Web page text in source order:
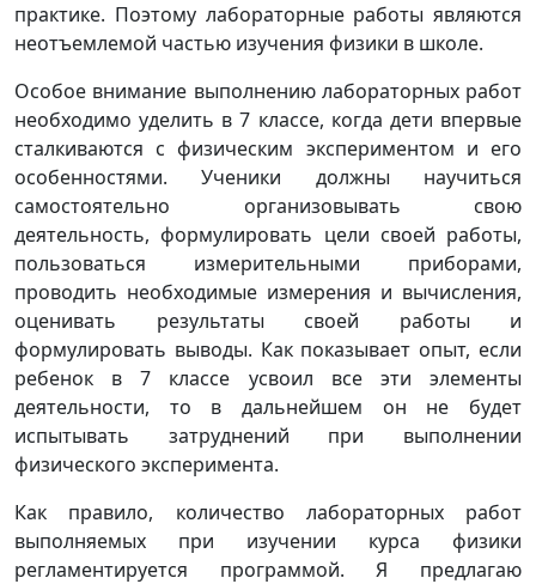
практике. Поэтому лабораторные работы являются
неотъемлемой частью изучения физики в школе.
Особое внимание выполнению лабораторных работ
необходимо уделить в 7 классе, когда дети впервые
сталкиваются с физическим экспериментом и его
особенностями. Ученики должны научиться
самостоятельно организовывать свою
деятельность, формулировать цели своей работы,
пользоваться измерительными приборами,
проводить необходимые измерения и вычисления,
оценивать результаты своей работы и
формулировать выводы. Как показывает опыт, если
ребенок в 7 классе усвоил все эти элементы
деятельности, то в дальнейшем он не будет
испытывать затруднений при выполнении
физического эксперимента.
Как правило, количество лабораторных работ
выполняемых при изучении курса физики
регламентируется программой. Я предлагаю